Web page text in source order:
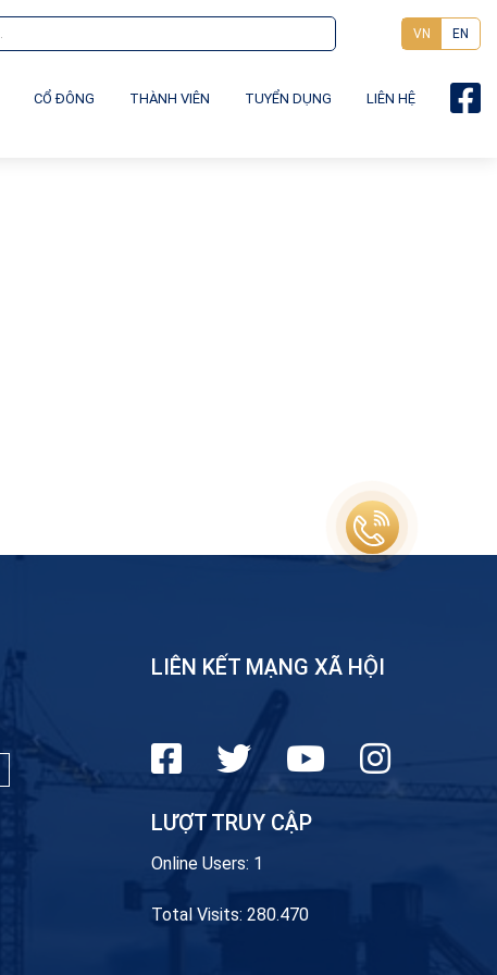
VN EN
CỔ ĐÔNG THÀNH VIÊN TUYỂN DỤNG LIÊN HỆ
LIÊN KẾT MẠNG XÃ HỘI
LƯỢT TRUY CẬP
Online Users: 1
Total Visits: 280.470